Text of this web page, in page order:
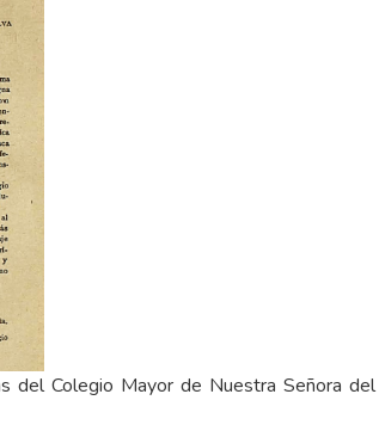
del Colegio Mayor de Nuestra Señora del